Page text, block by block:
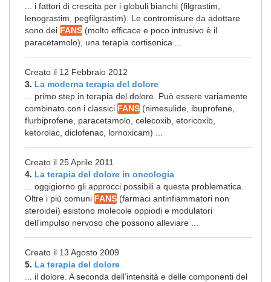
... i fattori di crescita per i globuli bianchi (filgrastim,
lenograstim, pegfilgrastim). Le contromisure da adottare
sono dei FANS (molto efficace e poco intrusivo è il
paracetamolo), una terapia cortisonica ...
Creato il 12 Febbraio 2012
3. La moderna terapia del dolore
... primo step in terapia del dolore. Può essere variamente
combinato con i classici FANS (nimesulide, ibuprofene,
flurbiprofene, paracetamolo, celecoxib, etoricoxib,
ketorolac, diclofenac, lornoxicam) ...
Creato il 25 Aprile 2011
4. La terapia del dolore in oncologia
... oggigiorno gli approcci possibili a questa problematica.
Oltre i più comuni FANS (farmaci antinfiammatori non
steroidei) esistono molecole oppiodi e modulatori
dell'impulso nervoso che possono alleviare ...
Creato il 13 Agosto 2009
5. La terapia del dolore
... il dolore. A seconda dell’intensità e delle componenti del